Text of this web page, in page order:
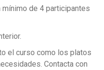
mínimo de 4 participantes
el curso como los platos
Contacta con